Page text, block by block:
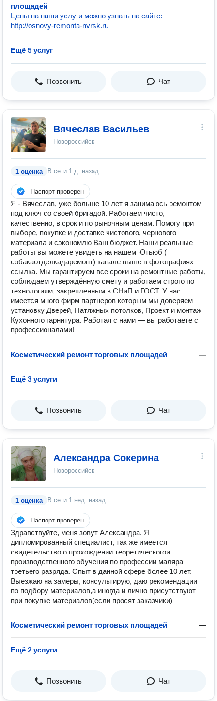
площадей
Цены на наши услуги можно узнать на сайте:
http://osnovy-remonta-nvrsk.ru
Ещё 5 услуг
Позвонить Чат
Вячеслав Васильев
Новороссийск
1 оценка В сети 1 д. назад
Паспорт проверен
Я - Вячеслав, уже больше 10 лет я занимаюсь ремонтом
под ключ со своей бригадой. Работаем чисто,
качественно, в срок и по рыночным ценам. Помогу при
выборе, покупке и доставке чистового, чернового
материала и сэкономлю Ваш бюджет. Наши реальные
работы вы можете увидеть на нашем Ютьюб (
собакаотделкадаремонт) канале выше в фотографиях
ссылка. Мы гарантируем все сроки на ремонтные работы,
соблюдаем утверждённую смету и работаем строго по
технологиям, закрепленным в СНиП и ГОСТ. У нас
имеется много фирм партнеров которым мы доверяем
установку Дверей, Натяжных потолков, Проект и монтаж
Кухонного гарнитура. Работая с нами — вы работаете с
профессионалами!
Косметический ремонт торговых площадей —
Ещё 3 услуги
Позвонить Чат
Александра Сокерина
Новороссийск
1 оценка В сети 1 нед. назад
Паспорт проверен
Здравствуйте, меня зовут Александра. Я
дипломированный специалист, так же имеется
свидетельство о прохождении теоретическогои
производственного обучения по профессии маляра
третьего разряда. Опыт в данной сфере более 10 лет.
Выезжаю на замеры, консультирую, даю рекомендации
по подбору материалов,а иногда и лично присутствуют
при покупке материалов(если просят заказчики)
Косметический ремонт торговых площадей —
Ещё 2 услуги
Позвонить Чат